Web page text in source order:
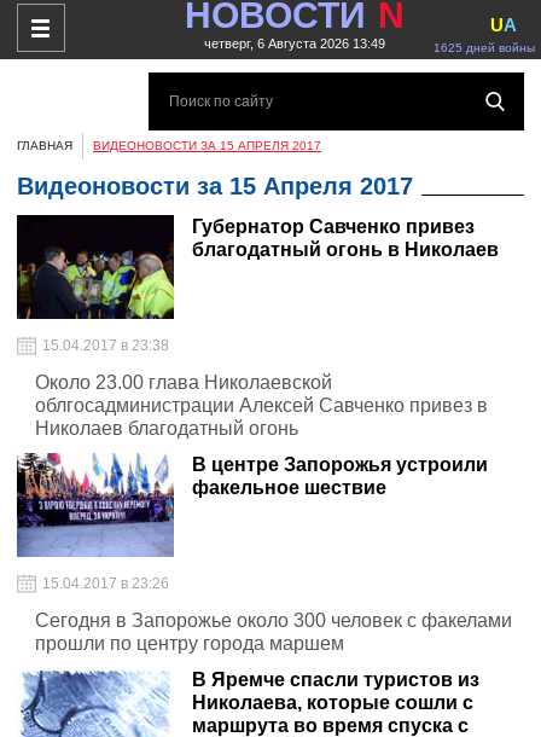
НОВОСТИ N
четверг, 6 Августа 2026 13:49 1625 дней войны
UA
ГЛАВНАЯ ВИДЕОНОВОСТИ ЗА 15 АПРЕЛЯ 2017
Видеоновости за 15 Апреля 2017
Губернатор Савченко привез
благодатный огонь в Николаев
15.04.2017 в 23:38
Около 23.00 глава Николаевской
облгосадминистрации Алексей Савченко привез в
Николаев благодатный огонь
В центре Запорожья устроили
факельное шествие
15.04.2017 в 23:26
Сегодня в Запорожье около 300 человек с факелами
прошли по центру города маршем
В Яремче спасли туристов из
Николаева, которые сошли с
маршрута во время спуска с